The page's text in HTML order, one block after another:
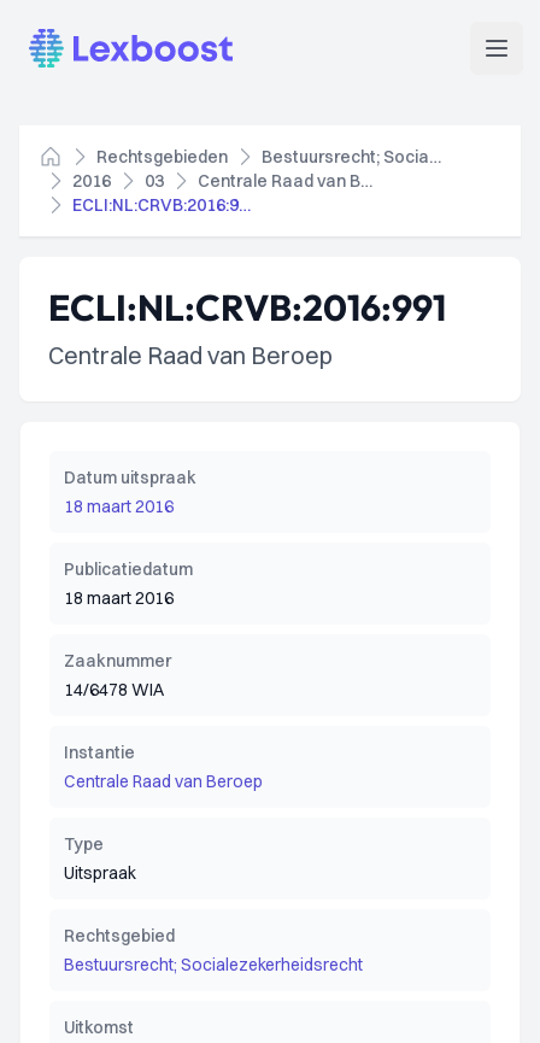
Lexboost
Home
Rechtsgebieden
Bestuursrecht; Socialezekerheidsrecht
2016
03
Centrale Raad van Beroep
ECLI:NL:CRVB:2016:991
ECLI:NL:CRVB:2016:991
Centrale Raad van Beroep
Datum uitspraak
18 maart 2016
Publicatiedatum
18 maart 2016
Zaaknummer
14/6478 WIA
Instantie
Centrale Raad van Beroep
Type
Uitspraak
Rechtsgebied
Bestuursrecht; Socialezekerheidsrecht
Uitkomst